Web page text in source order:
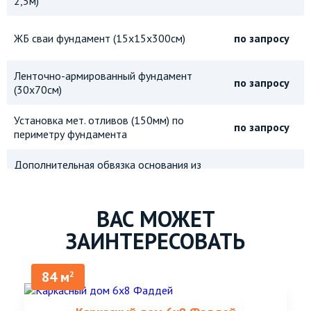
ЖБ сваи фундамент (15х15х300см) по запросу
Ленточно-армированный фундамент
(30х70см)
по запросу
Установка мет. отливов (150мм) по
периметру фундамента
по запросу
Дополнительная обвязка основания из
Дополнительная обвязка основания из
бруса 150х200мм
Металлическая защитная сетка от
грызунов
Отделка цоколя фундамента
декоративными пласт. панелями (40см -
по запросу
ВАС МОЖЕТ
ЗАИНТЕРЕСОВАТЬ
84 м2